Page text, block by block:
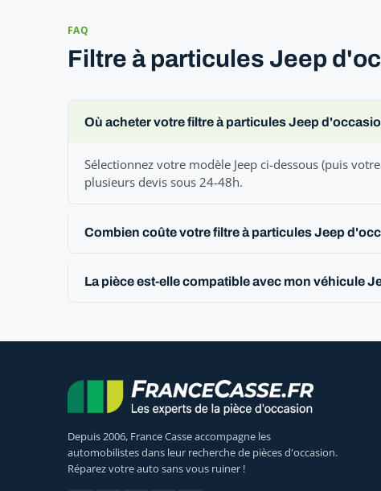
FAQ
Filtre à particules Jeep
Où acheter votre filtre à particules Jeep
Sélectionnez votre modèle Jeep ci-dessous (puis
plusieurs devis sous 24-48h.
Combien coûte votre filtre à particules Jeep
La pièce est-elle compatible avec mon véhicule
Depuis 2006, France Casse accompagne les
automobilistes dans leur recherche de pièces d'occasion.
Réparez votre auto sans vous ruiner !